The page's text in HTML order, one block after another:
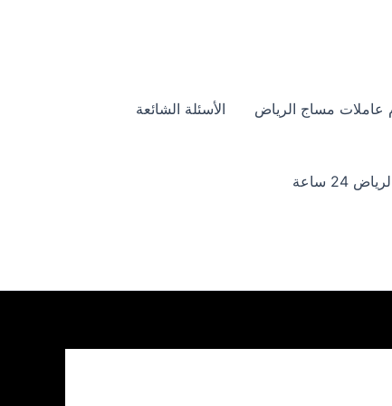
عاملات مساج الرياض الأسئلة الشائعة
24 ساعة